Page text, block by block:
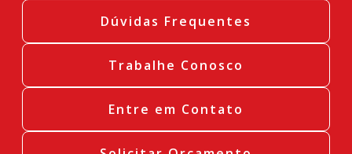
Dúvidas Frequentes
Trabalhe Conosco
Entre em Contato